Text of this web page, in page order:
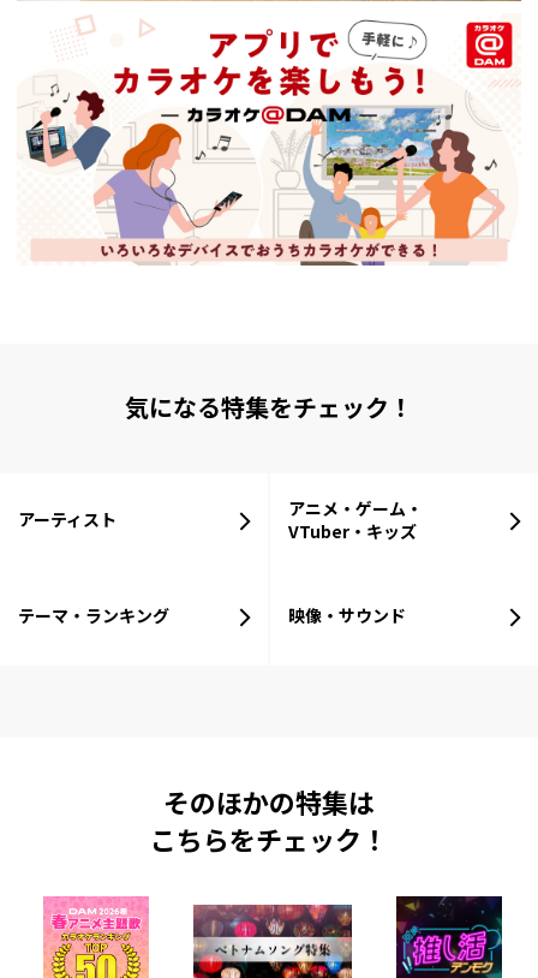
気になる特集をチェック！
アーティスト
アニメ・ゲーム・
VTuber・キッズ
テーマ・ランキング 映像・サウンド
そのほかの特集は
こちらをチェック！